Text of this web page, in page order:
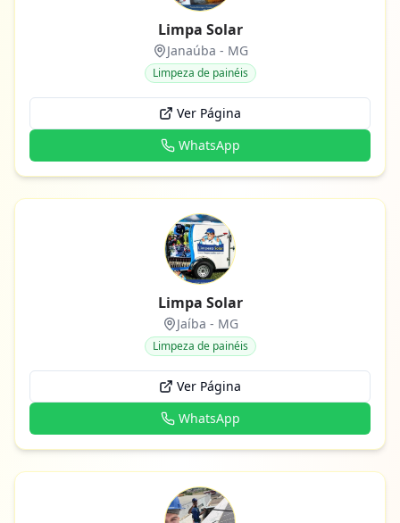
Limpa Solar
Janaúba - MG
Limpeza de painéis
Ver Página
WhatsApp
Limpa Solar
Jaíba - MG
Limpeza de painéis
Ver Página
WhatsApp